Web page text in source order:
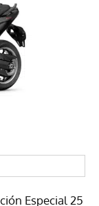
Especial 25